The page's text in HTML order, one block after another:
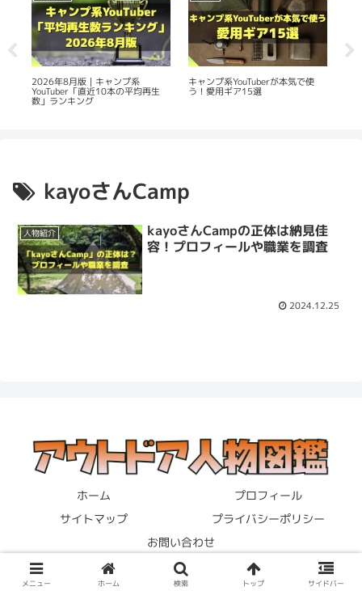
2026年8月版｜キャンプ系
YouTuber「直近10本の平均再生
数」ランキング
キャンプ系YouTuberが本気で使
う！愛用ギア15選
kayoさんCamp
人物紹介
kayoさんCampの正体は納見佳
容！プロフィールや職業を調査
2024.12.25
ホーム
プロフィール
サイトマップ
プライバシーポリシー
お問い合わせ
© 2023 アウトドア人物図鑑.
メニュー ホーム 検索 トップ サイドバー